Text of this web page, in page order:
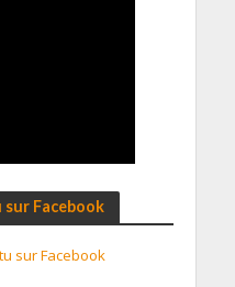
sur Facebook
sur Facebook